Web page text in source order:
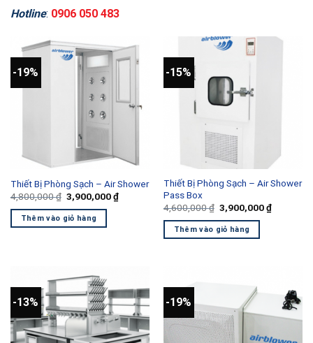
Hotline: 0906 050 483
-19%
Thiết Bị Phòng Sạch – Air Shower
4,800,000₫ Giá
gốc
là:
4,800,000 ₫.
3,900,000₫Giá
hiện
Thêm vào giỏ hàng
-15%
Thiết Bị Phòng Sạch – Air Shower
Pass Box
4,600,000₫ Giá
gốc
là:
4,600,000 ₫.
3,900,000₫Giá
hiện
Thêm vào giỏ hàng
-13% -19%